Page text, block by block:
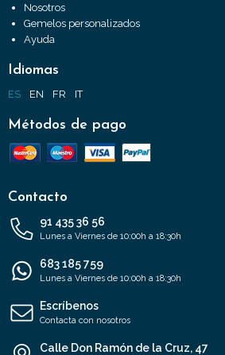
Nosotros
Gemelos personalizados
Ayuda
Idiomas
ES EN FR IT
Métodos de pago
Contacto
91 435 36 56
Lunes a Viernes de 10:00h a 18:30h
683 185 759
Lunes a Viernes de 10:00h a 18:30h
Escríbenos
Contacta con nosotros
Calle Don Ramón de la Cruz, 47